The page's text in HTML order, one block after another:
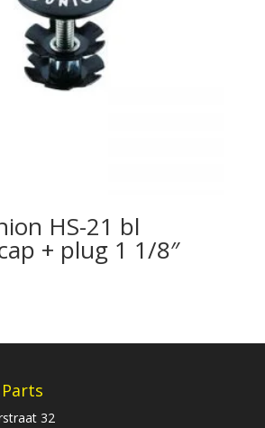
HS-21 bl
+ plug 1 1/8″
32